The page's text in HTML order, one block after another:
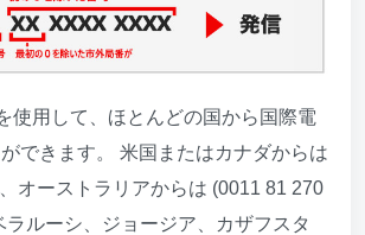
使用して、ほとんどの国から国際電
できます。 米国またはカナダからは
オーストラリアからは (0011 81 270
ラルーシ、ジョージア、カザフスタ